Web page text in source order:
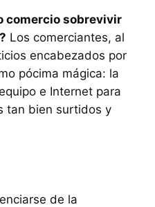
comercio sobrevivir
Los comerciantes, al
encabezados por
pócima mágica: la
e Internet para
tan bien surtidos y
de la